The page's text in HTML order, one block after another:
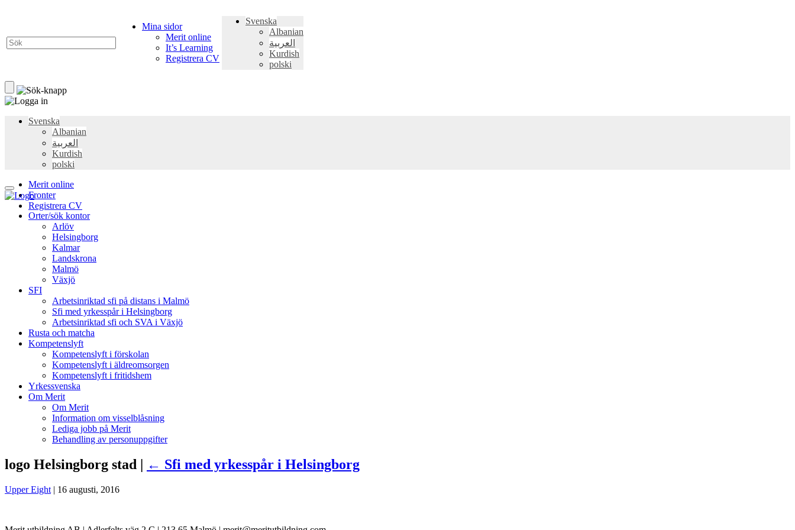
Mina sidor
Merit online
It’s Learning
Registrera CV
Svenska
Albanian
العربية
Kurdish
polski
Svenska
Albanian
العربية
Kurdish
polski
Merit online
Fronter
Registrera CV
Orter/sök kontor
Arlöv
Helsingborg
Kalmar
Landskrona
Malmö
Växjö
SFI
Arbetsinriktad sfi på distans i Malmö
Sfi med yrkesspår i Helsingborg
Arbetsinriktad sfi och SVA i Växjö
Rusta och matcha
Kompetenslyft
Kompetenslyft i förskolan
Kompetenslyft i äldreomsorgen
Kompetenslyft i fritidshem
Yrkessvenska
Om Merit
Om Merit
Information om visselblåsning
Lediga jobb på Merit
Behandling av personuppgifter
logo Helsingborg stad | ← Sfi med yrkesspår i Helsingborg
Upper Eight | 16 augusti, 2016